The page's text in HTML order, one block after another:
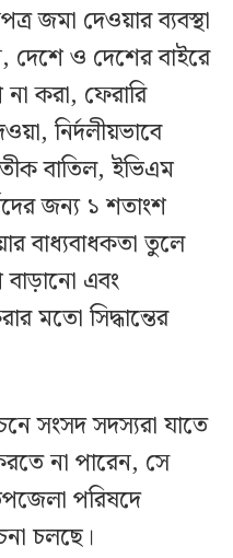
জমা দেওয়ার ব্যবস্থা
দেশে ও দেশের বাইরে
করা, ফেরারি
নির্দলীয়ভাবে
বাতিল, ইভিএম
জন্য ১ শতাংশ
বাধ্যবাধকতা তুলে
এবং
মতো সিদ্ধান্তের
সংসদ সদস্যরা যাতে
না পারেন, সে
পরিষদে
চলছে।